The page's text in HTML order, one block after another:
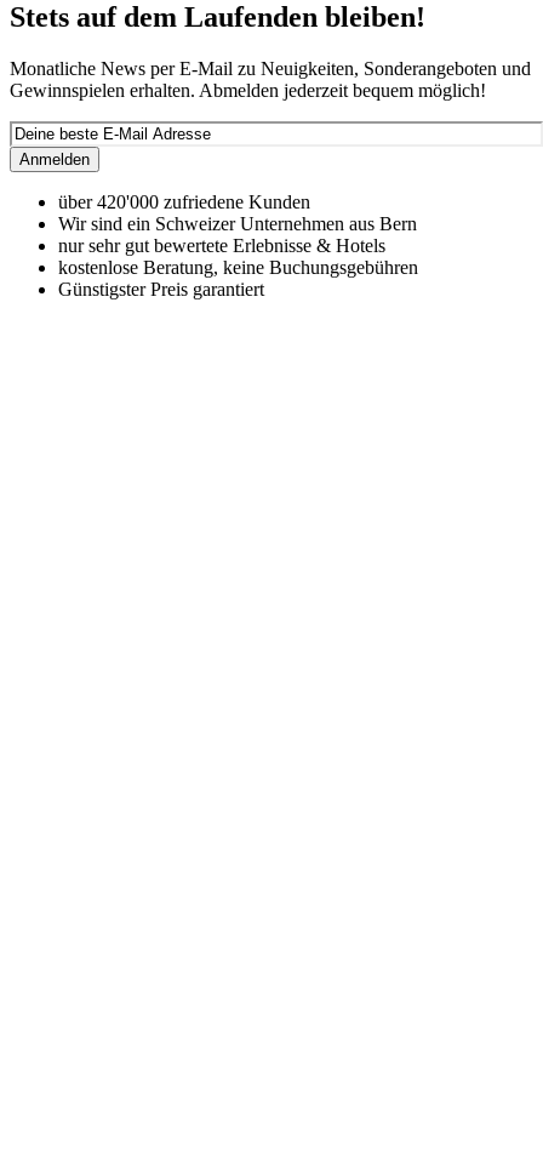
Stets auf dem Laufenden bleiben!
Monatliche News per E-Mail zu Neuigkeiten, Sonderangeboten und
Gewinnspielen erhalten. Abmelden jederzeit bequem möglich!
Anmelden
über 420'000 zufriedene Kunden
Wir sind ein Schweizer Unternehmen aus Bern
nur sehr gut bewertete Erlebnisse & Hotels
kostenlose Beratung, keine Buchungsgebühren
Günstigster Preis garantiert